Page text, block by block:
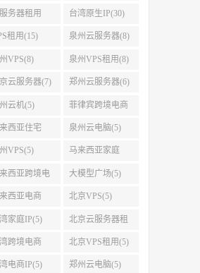
务器租用 台湾原生IP(30)
租用(15) 泉州云服务器(8)
VPS(8) 泉州VPS租用(8)
云服务器(7) 郑州云服务器(6)
云机(5) 菲律宾跨境电商
IP(5)
西亚住宅 泉州云电脑(5)
VPS(5) 马来西亚家庭
IP(5)
西亚跨境电 大模型广场(5)
西亚电商 北京VPS(5)
家庭IP(5) 北京云服务器租
用(5)
跨境电商 北京VPS租用(5)
电商IP(5) 郑州云电脑(5)